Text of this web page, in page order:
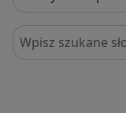
Szukaj w opiniach